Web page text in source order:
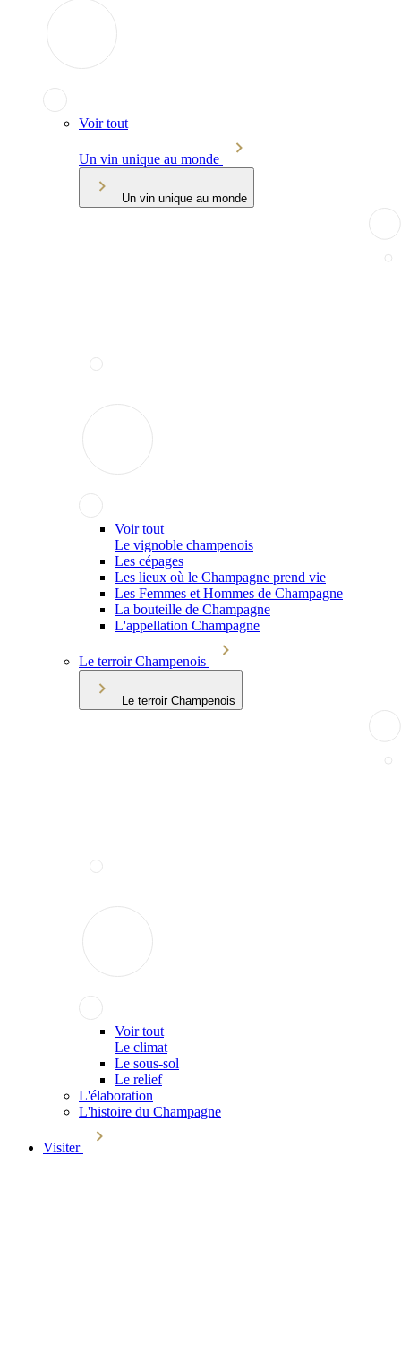
Voir tout
Un vin unique au monde
Un vin unique au monde
Voir tout
Le vignoble champenois
Les cépages
Les lieux où le Champagne prend vie
Les Femmes et Hommes de Champagne
La bouteille de Champagne
L'appellation Champagne
Le terroir Champenois
Le terroir Champenois
Voir tout
Le climat
Le sous-sol
Le relief
L'élaboration
L'histoire du Champagne
Visiter